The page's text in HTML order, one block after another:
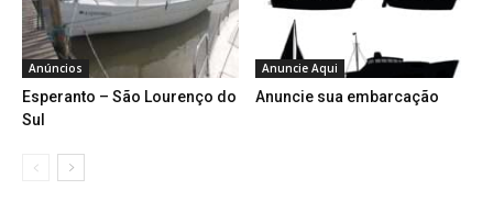
Anúncios
Esperanto – São Lourenço do
Sul
Anuncie Aqui
Anuncie sua embarcação